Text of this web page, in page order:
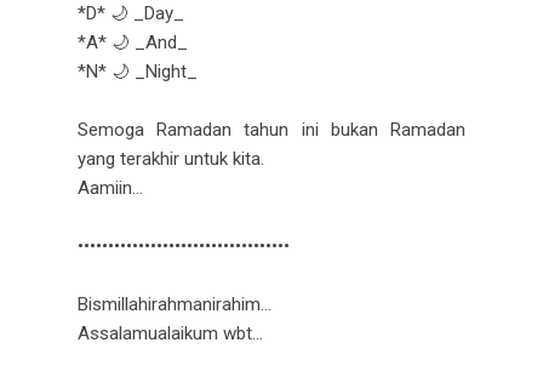
*D* 🌙 _Day_
*A* 🌙 _And_
*N* 🌙 _Night_
Semoga Ramadan tahun ini bukan Ramadan
yang terakhir untuk kita.
Aamiin...
•••••••••••••••••••••••••••••••••••
Bismillahirahmanirahim...
Assalamualaikum wbt...